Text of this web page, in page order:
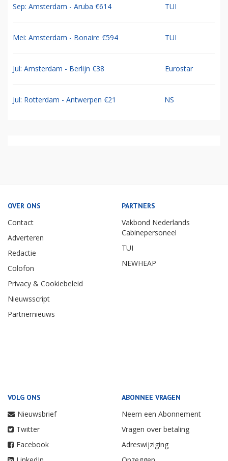
Sep: Amsterdam - Aruba €614 TUI
Mei: Amsterdam - Bonaire €594 TUI
Jul: Amsterdam - Berlijn €38 Eurostar
Jul: Rotterdam - Antwerpen €21 NS
OVER ONS
Contact
Adverteren
Redactie
Colofon
Privacy & Cookiebeleid
Nieuwsscript
Partnernieuws
PARTNERS
Vakbond Nederlands
Cabinepersoneel
TUI
NEWHEAP
VOLG ONS
Nieuwsbrief
Twitter
Facebook
ABONNEE VRAGEN
Neem een Abonnement
Vragen over betaling
Adreswijziging